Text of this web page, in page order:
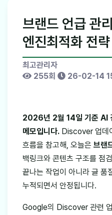
브랜드 언급 관
엔진최적화 전
최고관리자
255회
26-02-14
2026년 2월 14일 기준 AI
메모입니다. Discover 업데
흐름을 참고해, 오늘은 브랜
백링크와 콘텐츠 구조를 점
끝나는 작업이 아니라 글 품
누적되면서 안정됩니다.
Google의 Discover 관련